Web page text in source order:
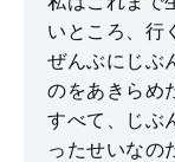
いところ、行
ぜんぶにじぶ
のをあきらめ
すべて、じぶ
ったせいなの